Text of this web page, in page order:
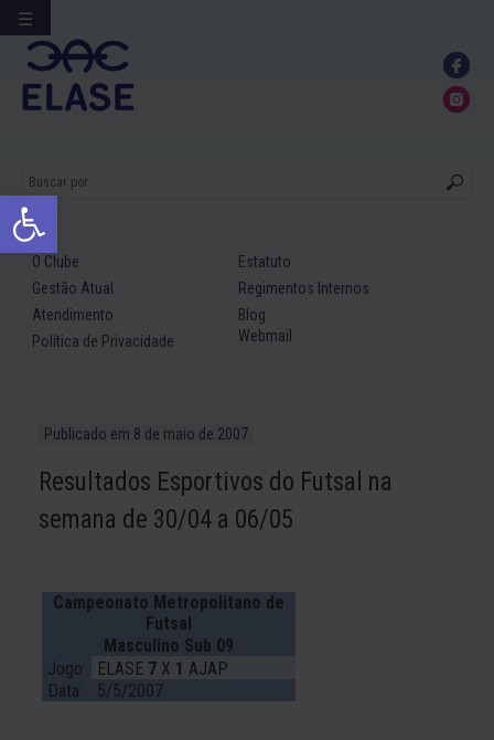
Abrir a barra de ferramentas
Ir
para
conteúdo
O Clube
Estatuto
Gestão Atual
Regimentos Internos
Atendimento
Blog
Política de Privacidade
Webmail
Publicado em 8 de maio de 2007
Resultados Esportivos do Futsal na
semana de 30/04 a 06/05
Campeonato Metropolitano de
Futsal
Masculino Sub 09
Jogo:
ELASE 7 X 1 AJAP
Data:
5/5/2007
☰